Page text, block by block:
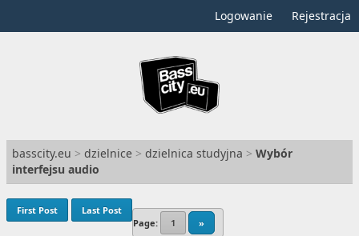
Logowanie Rejestracja
basscity.eu > dzielnice > dzielnica studyjna > Wybór
interfejsu audio
Page: 1 »
First Post Last Post